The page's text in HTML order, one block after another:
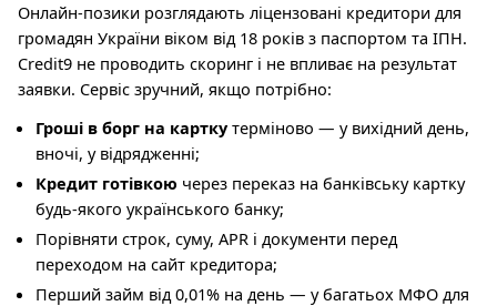
Онлайн-позики розглядають ліцензовані кредитори для
громадян України віком від 18 років з паспортом та ІПН.
Credit9 не проводить скоринг і не впливає на результат
заявки. Сервіс зручний, якщо потрібно:
Гроші в борг на карткутерміново — у вихідний день,
вночі, у відрядженні;
Кредит готівкою через переказ на банківську картку
будь-якого українського банку;
Порівняти строк, суму, APR і документи перед
переходом на сайт кредитора;
Перший займ від 0,01% на день — у багатьох МФО для